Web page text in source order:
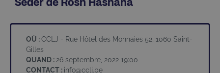
OÙ :CCLJ - Rue Hôtel des Monnaies 52, 1060 Saint-
Gilles
QUAND : 26 septembre, 2022 19:00
CONTACT : info@cclj.be